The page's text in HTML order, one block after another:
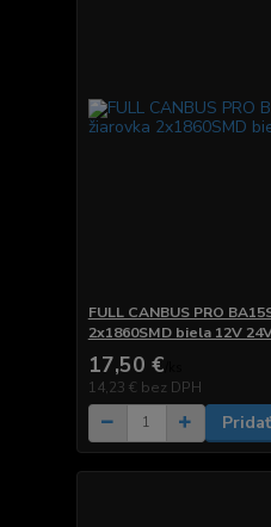
FULL CANBUS PRO
2x1860SMD biela 12V
17,50 €
14,23 € bez DPH